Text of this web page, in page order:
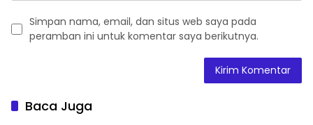
Simpan nama, email, dan situs web saya pada
peramban ini untuk komentar saya berikutnya.
Baca Juga